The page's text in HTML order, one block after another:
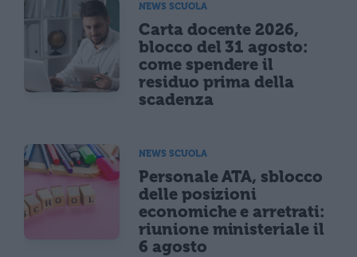
NEWS SCUOLA
Carta docente 2026,
blocco del 31 agosto:
come spendere il
residuo prima della
scadenza
NEWS SCUOLA
Personale ATA, sblocco
delle posizioni
economiche e arretrati:
riunione ministeriale il
6 agosto